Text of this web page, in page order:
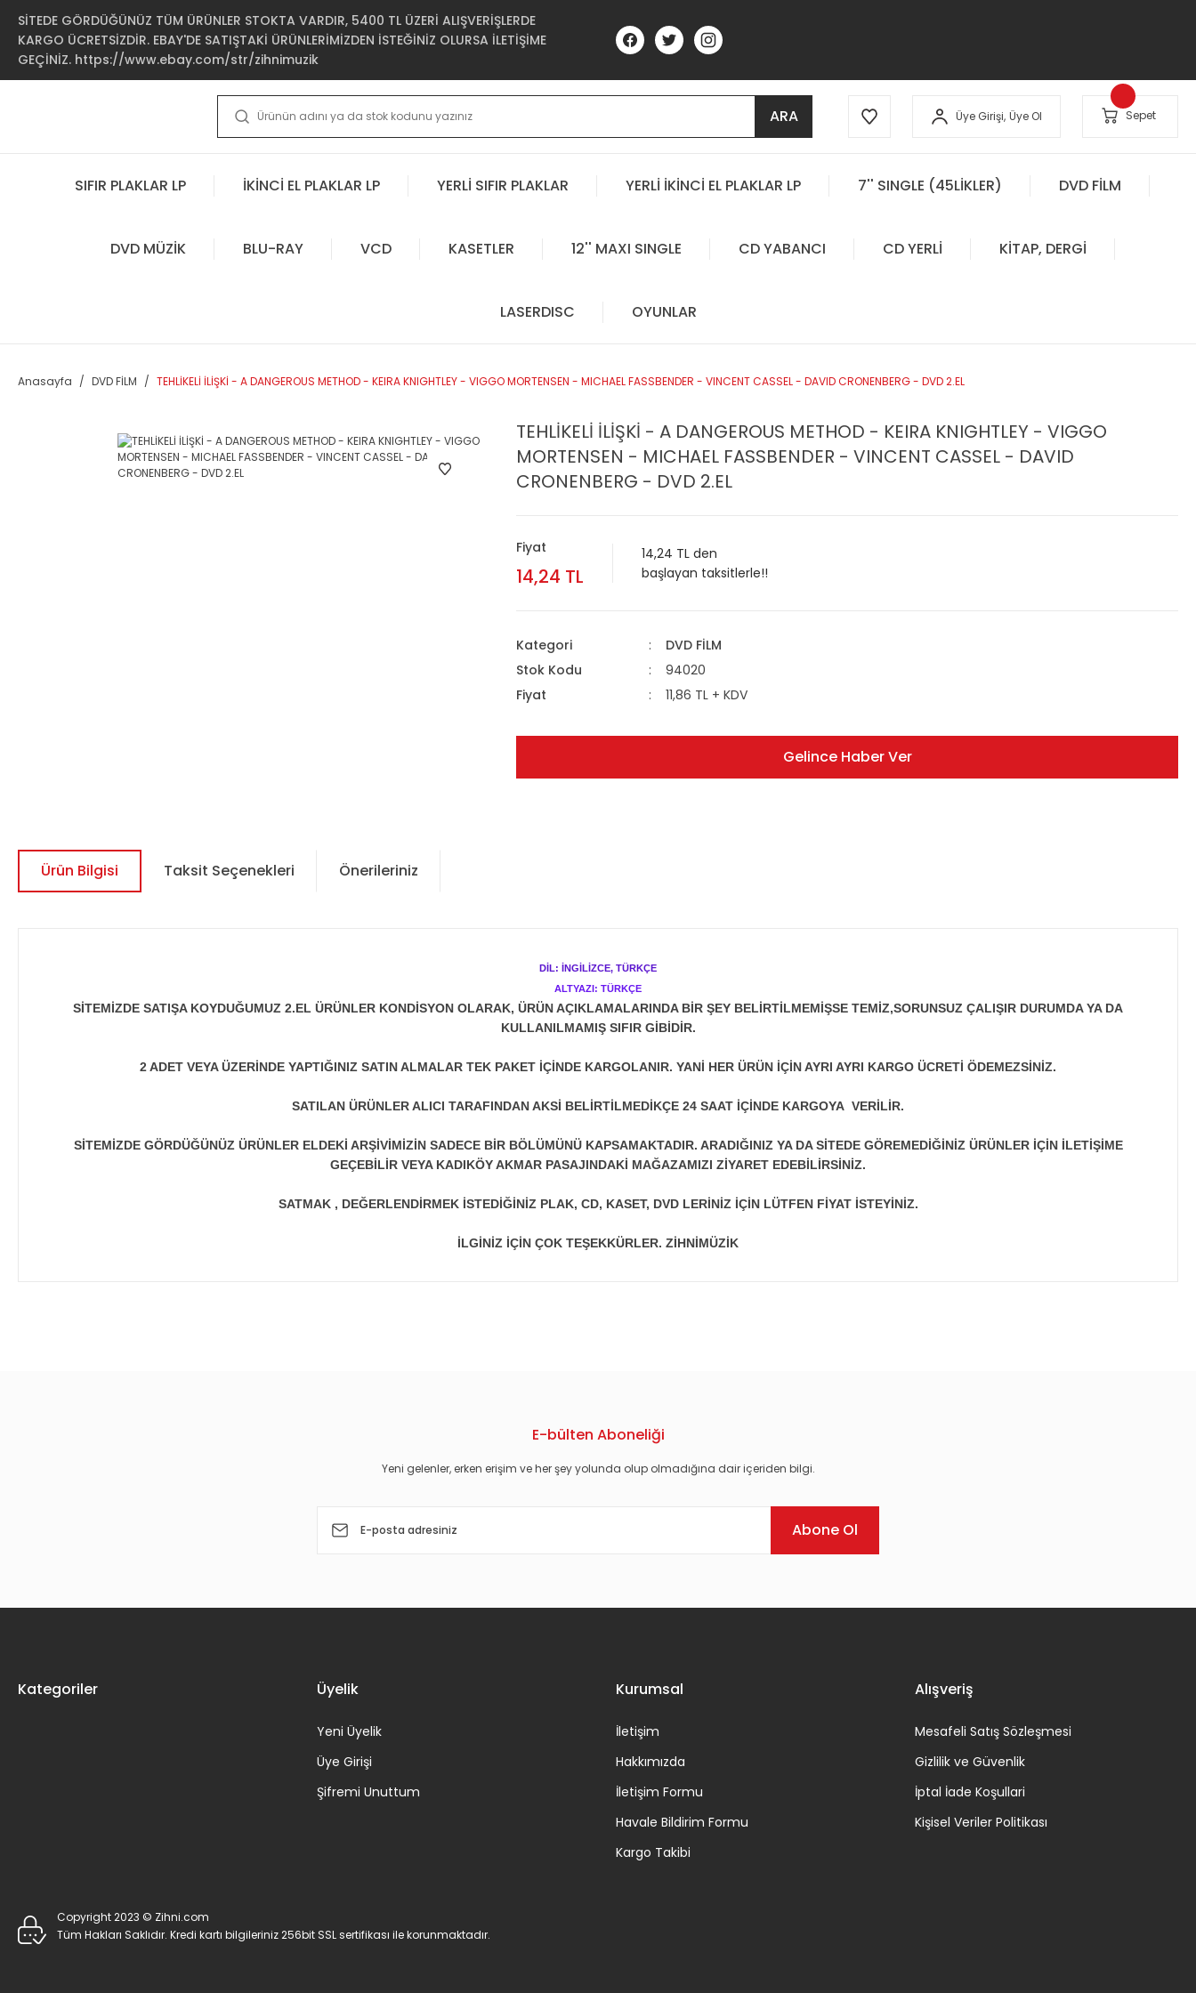
SİTEDE GÖRDÜĞÜNÜZ TÜM ÜRÜNLER STOKTA VARDIR, 5400 TL ÜZERİ ALIŞVERİŞLERDE
KARGO ÜCRETSİZDİR. EBAY'DE SATIŞTAKİ ÜRÜNLERİMİZDEN İSTEĞİNİZ OLURSA İLETİŞİME
GEÇİNİZ. https://www.ebay.com/str/zihnimuzik
ARA Üye Girişi, Üye Ol Sepet
SIFIR PLAKLAR LP İKİNCİ EL PLAKLAR LP YERLİ SIFIR PLAKLAR YERLİ İKİNCİ EL PLAKLAR LP 7'' SINGLE (45LİKLER) DVD FİLM
DVD MÜZİK BLU-RAY VCD KASETLER 12'' MAXI SINGLE CD YABANCI CD YERLİ KİTAP, DERGİ
LASERDISC OYUNLAR
Anasayfa DVD FİLM TEHLİKELİ İLİŞKİ - A DANGEROUS METHOD - KEIRA KNIGHTLEY - VIGGO MORTENSEN - MICHAEL FASSBENDER - VINCENT CASSEL - DAVID CRONENBERG - DVD 2.EL
TEHLİKELİ İLİŞKİ - A DANGEROUS METHOD - KEIRA KNIGHTLEY - VIGGO
MORTENSEN - MICHAEL FASSBENDER - VINCENT CASSEL - DAVID
CRONENBERG - DVD 2.EL
Fiyat
14,24 TL
14,24 TL den
başlayan taksitlerle!!
Kategori
DVD FİLM
Stok Kodu
94020
Fiyat
11,86 TL + KDV
Gelince Haber Ver
Ürün Bilgisi Taksit Seçenekleri Önerileriniz
DİL: İNGİLİZCE, TÜRKÇE
ALTYAZI: TÜRKÇE
SİTEMİZDE SATIŞA KOYDUĞUMUZ 2.EL ÜRÜNLER KONDİSYON OLARAK, ÜRÜN AÇIKLAMALARINDA BİR ŞEY BELİRTİLMEMİŞSE TEMİZ,SORUNSUZ ÇALIŞIR DURUMDA YA DA
KULLANILMAMIŞ SIFIR GİBİDİR.
2 ADET VEYA ÜZERİNDE YAPTIĞINIZ SATIN ALMALAR TEK PAKET İÇİNDE KARGOLANIR. YANİ HER ÜRÜN İÇİN AYRI AYRI KARGO ÜCRETİ ÖDEMEZSİNİZ.
SATILAN ÜRÜNLER ALICI TARAFINDAN AKSİ BELİRTİLMEDİKÇE 24 SAAT İÇİNDE KARGOYA VERİLİR.
SİTEMİZDE GÖRDÜĞÜNÜZ ÜRÜNLER ELDEKİ ARŞİVİMİZİN SADECE BİR BÖLÜMÜNÜ KAPSAMAKTADIR. ARADIĞINIZ YA DA SİTEDE GÖREMEDİĞİNİZ ÜRÜNLER İÇİN İLETİŞİME
GEÇEBİLİR VEYA KADIKÖY AKMAR PASAJINDAKİ MAĞAZAMIZI ZİYARET EDEBİLİRSİNİZ.
SATMAK , DEĞERLENDİRMEK İSTEDİĞİNİZ PLAK, CD, KASET, DVD LERİNİZ İÇİN LÜTFEN FİYAT İSTEYİNİZ.
İLGİNİZ İÇİN ÇOK TEŞEKKÜRLER. ZİHNİMÜZİK
E-bülten Aboneliği
Yeni gelenler, erken erişim ve her şey yolunda olup olmadığına dair içeriden bilgi.
Abone Ol
Kategoriler Üyelik
Yeni Üyelik
Üye Girişi
Şifremi Unuttum
Kurumsal
İletişim
Hakkımızda
İletişim Formu
Havale Bildirim Formu
Kargo Takibi
Alışveriş
Mesafeli Satış Sözleşmesi
Gizlilik ve Güvenlik
İptal İade Koşullari
Kişisel Veriler Politikası
Copyright 2023 © Zihni.com
Tüm Hakları Saklıdır. Kredi kartı bilgileriniz 256bit SSL sertifikası ile korunmaktadır.